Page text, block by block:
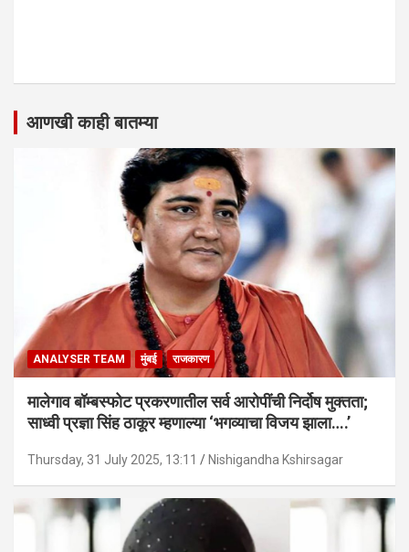
आणखी काही बातम्या
ANALYSER TEAM मुंबई राजकारण
मालेगाव बॉम्बस्फोट प्रकरणातील सर्व आरोपींची निर्दोष मुक्तता;
साध्वी प्रज्ञा सिंह ठाकूर म्हणाल्या ‘भगव्याचा विजय झाला….’
Thursday, 31 July 2025, 13:11 Nishigandha Kshirsagar